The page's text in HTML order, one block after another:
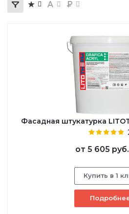
Фасадная штукатурка
от 5 605 руб.
Купить в 1